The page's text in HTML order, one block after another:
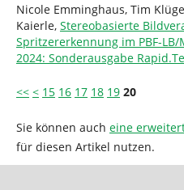
Nicole Emminghaus, Tim
Kaierle, Stereobasierte
Spritzererkennung im PBF-LB/
2024: Sonderausgabe
<< < 15 16 17 18 19 20
Sie können auch eine
für diesen Artikel nutzen.